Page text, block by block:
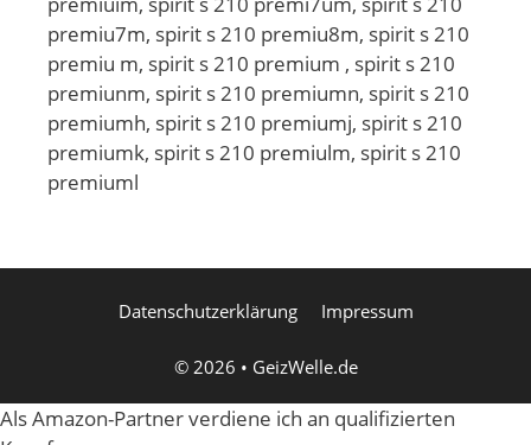
premiu7m, spirit s 210 premiu8m, spirit s 210
premiu m, spirit s 210 premium , spirit s 210
premiunm, spirit s 210 premiumn, spirit s 210
premiumh, spirit s 210 premiumj, spirit s 210
premiumk, spirit s 210 premiulm, spirit s 210
premiuml
Datenschutzerklärung Impressum
© 2026 • GeizWelle.de
Als Amazon-Partner verdiene ich an qualifizierten